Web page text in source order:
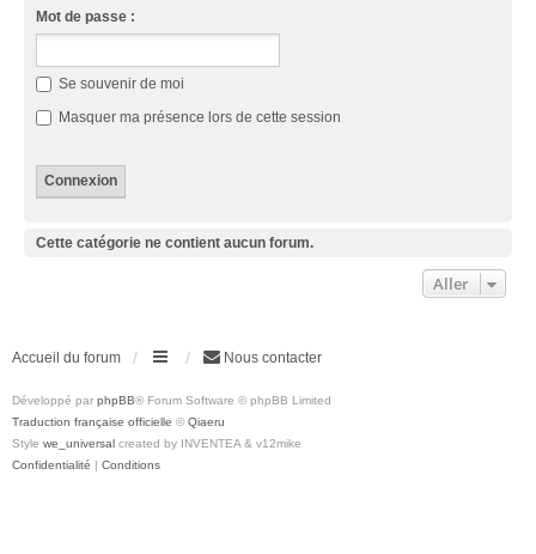
Mot de passe :
Se souvenir de moi
Masquer ma présence lors de cette session
Cette catégorie ne contient aucun forum.
Aller
Accueil du forum Nous contacter
Développé par phpBB® Forum Software © phpBB Limited
Traduction française officielle © Qiaeru
Style we_universal created by INVENTEA & v12mike
Confidentialité | Conditions